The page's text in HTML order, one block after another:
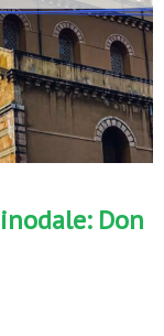
Don